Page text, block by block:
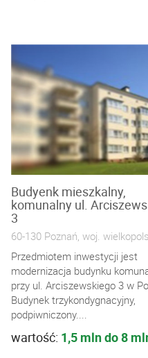
Budyenk mieszkalny,
komunalny ul.
3
60-130 Poznań, woj.
Przedmiotem inwestycji jest
modernizacja budynku
przy ul. Arciszewskiego 3 w
Budynek trzykondygnacyjny,
podpiwniczony....
wartość: 1,5 mln do 8